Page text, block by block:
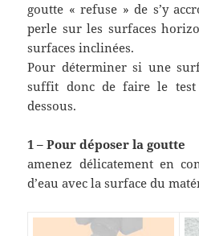
goutte « refuse » de s’y
perle sur les surfaces
surfaces inclinées.
Pour déterminer si une
suffit donc de faire le
dessous.
1 – Pour déposer la goutte
amenez délicatement en
d’eau avec la surface du